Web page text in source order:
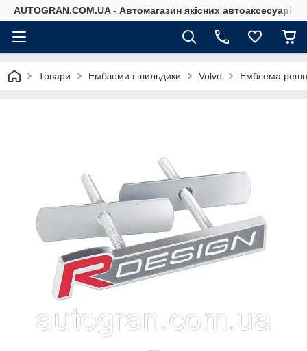
AUTOGRAN.COM.UA - Автомагазин якісних автоаксесуарів
Товари Емблеми і шильдики Volvo Емблема